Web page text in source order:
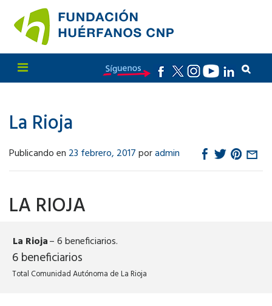
La Rioja
Publicando en 23 febrero, 2017poradmin
LA RIOJA
La Rioja– 6 beneficiarios.
6 beneficiarios
Total Comunidad Autónoma de La Rioja